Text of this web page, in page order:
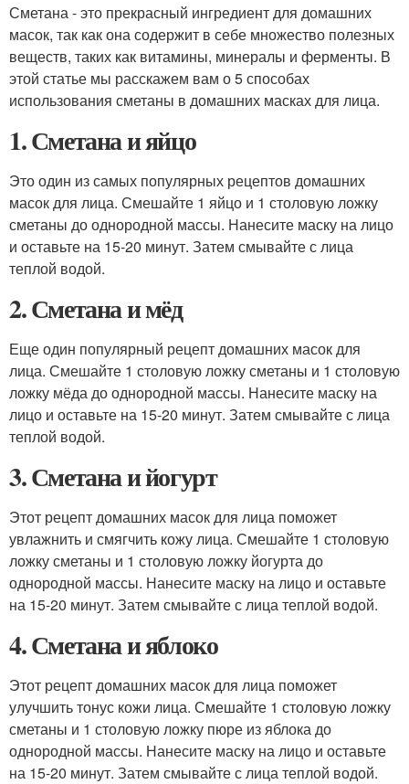
Сметана - это прекрасный ингредиент для домашних
масок, так как она содержит в себе множество полезных
веществ, таких как витамины, минералы и ферменты. В
этой статье мы расскажем вам о 5 способах
использования сметаны в домашних масках для лица.
1. Сметана и яйцо
Это один из самых популярных рецептов домашних
масок для лица. Смешайте 1 яйцо и 1 столовую ложку
сметаны до однородной массы. Нанесите маску на лицо
и оставьте на 15-20 минут. Затем смывайте с лица
теплой водой.
2. Сметана и мёд
Еще один популярный рецепт домашних масок для
лица. Смешайте 1 столовую ложку сметаны и 1 столовую
ложку мёда до однородной массы. Нанесите маску на
лицо и оставьте на 15-20 минут. Затем смывайте с лица
теплой водой.
3. Сметана и йогурт
Этот рецепт домашних масок для лица поможет
увлажнить и смягчить кожу лица. Смешайте 1 столовую
ложку сметаны и 1 столовую ложку йогурта до
однородной массы. Нанесите маску на лицо и оставьте
на 15-20 минут. Затем смывайте с лица теплой водой.
4. Сметана и яблоко
Этот рецепт домашних масок для лица поможет
улучшить тонус кожи лица. Смешайте 1 столовую ложку
сметаны и 1 столовую ложку пюре из яблока до
однородной массы. Нанесите маску на лицо и оставьте
на 15-20 минут. Затем смывайте с лица теплой водой.